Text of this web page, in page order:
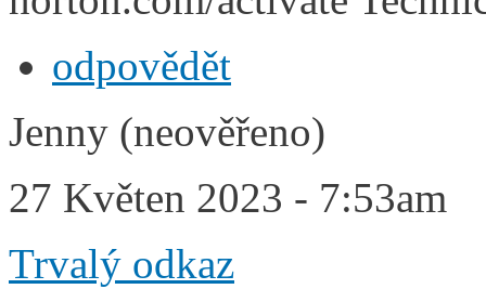
odpovědět
Jenny (neověřeno)
27 Květen 2023 - 7:53am
Trvalý odkaz